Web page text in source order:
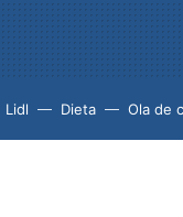
Lidl Dieta Ola de